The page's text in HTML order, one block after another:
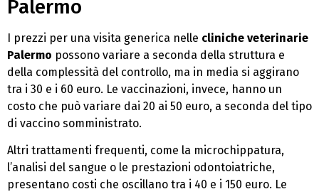
Palermo
I prezzi per una visita generica nelle cliniche veterinarie
Palermo possono variare a seconda della struttura e
della complessità del controllo, ma in media si aggirano
tra i 30 e i 60 euro. Le vaccinazioni, invece, hanno un
costo che può variare dai 20 ai 50 euro, a seconda del tipo
di vaccino somministrato.
Altri trattamenti frequenti, come la microchippatura,
l’analisi del sangue o le prestazioni odontoiatriche,
presentano costi che oscillano tra i 40 e i 150 euro. Le